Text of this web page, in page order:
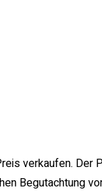
verkaufen. Der
Begutachtung